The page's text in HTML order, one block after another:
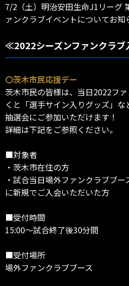
7/2（土）明治安田生命J1リーグ
ァンクラブイベントについてお知
≪2022シーズンファンクラ
〇茨木市民応援デー
茨木市民の皆様は、当日2022フ
くと「選手サイン入りグッズ」
抽選会にご参加いただけます！
詳細は下記をご参照ください。
■対象者
・茨木市在住の方
・試合当日場外ファンクラブブ
に新規でご入会いただいた方
■受付時間
15:00～試合終了後30分間
■受付場所
場外ファンクラブブース